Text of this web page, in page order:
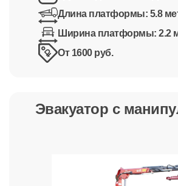
Длина платформы: 5.8
Ширина платформы:2.2
От 1600 руб.
Эвакуатор с